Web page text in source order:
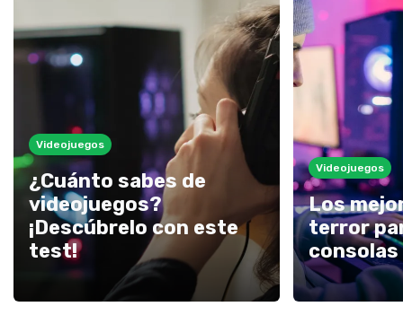
Videojuegos
¿Cuánto sabes de
videojuegos?
¡Descúbrelo con este
test!
Videojuegos
Los
terror
consolas